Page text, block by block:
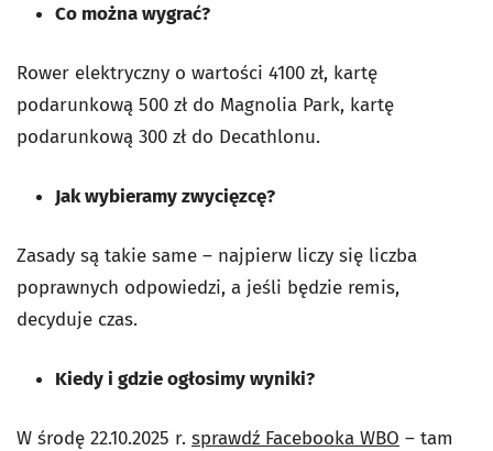
Co można wygrać?
Rower elektryczny o wartości 4100 zł, kartę
podarunkową 500 zł do Magnolia Park, kartę
podarunkową 300 zł do Decathlonu.
Jak wybieramy zwycięzcę?
Zasady są takie same – najpierw liczy się liczba
poprawnych odpowiedzi, a jeśli będzie remis,
decyduje czas.
Kiedy i gdzie ogłosimy wyniki?
W środę 22.10.2025 r. sprawdź Facebooka WBO – tam